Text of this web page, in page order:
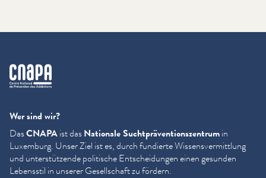
cnapa
Wer sind wir?
DasCNAPAist dasNationale Sucht­präven­tion­szen­trumin
Luxemburg. Unser Ziel ist es, durch fundierte Wis­sensver­mit­tlung
und unter­stützende politische Entschei­dun­gen einen gesunden
Lebensstil in unserer Gesellschaft zu fördern.